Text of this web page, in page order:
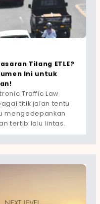
Tilang ETLE?
Ini untuk
Traffic Law
titik jalan tentu
mengedepankan
tertib lalu lintas.